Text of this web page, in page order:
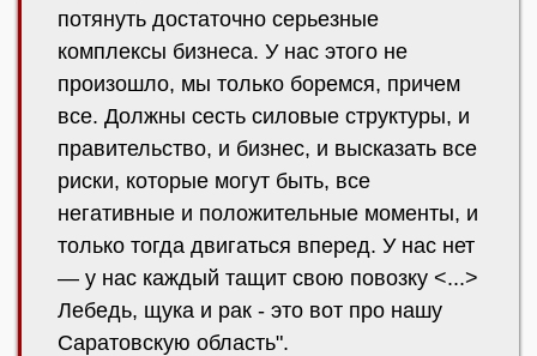
потянуть достаточно серьезные
комплексы бизнеса. У нас этого не
произошло, мы только боремся, причем
все. Должны сесть силовые структуры, и
правительство, и бизнес, и высказать все
риски, которые могут быть, все
негативные и положительные моменты, и
только тогда двигаться вперед. У нас нет
— у нас каждый тащит свою повозку <...>
Лебедь, щука и рак - это вот про нашу
Cаратовскую область".